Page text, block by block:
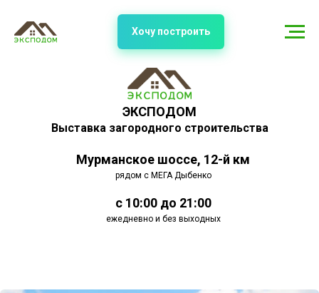
ЭКСПОДОМ
Выставка загородного строительства
Мурманское шоссе, 12-й км
рядом с МЕГА Дыбенко
с 10:00 до 21:00
ежедневно и без выходных
Хочу построить